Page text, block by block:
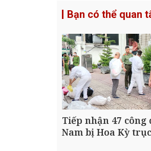
Bạn có thể quan
Tiếp nhận 47 công
Nam bị Hoa Kỳ